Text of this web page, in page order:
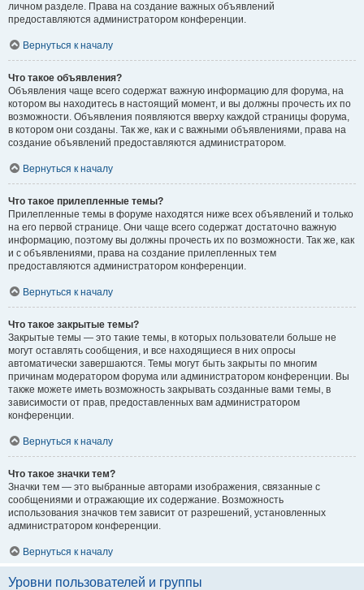
личном разделе. Права на создание важных объявлений
предоставляются администратором конференции.
Вернуться к началу
Что такое объявления?
Объявления чаще всего содержат важную информацию для форума, на
котором вы находитесь в настоящий момент, и вы должны прочесть их по
возможности. Объявления появляются вверху каждой страницы форума,
в котором они созданы. Так же, как и с важными объявлениями, права на
создание объявлений предоставляются администратором.
Вернуться к началу
Что такое прилепленные темы?
Прилепленные темы в форуме находятся ниже всех объявлений и только
на его первой странице. Они чаще всего содержат достаточно важную
информацию, поэтому вы должны прочесть их по возможности. Так же, как
и с объявлениями, права на создание прилепленных тем
предоставляются администратором конференции.
Вернуться к началу
Что такое закрытые темы?
Закрытые темы — это такие темы, в которых пользователи больше не
могут оставлять сообщения, и все находящиеся в них опросы
автоматически завершаются. Темы могут быть закрыты по многим
причинам модератором форума или администратором конференции. Вы
также можете иметь возможность закрывать созданные вами темы, в
зависимости от прав, предоставленных вам администратором
конференции.
Вернуться к началу
Что такое значки тем?
Значки тем — это выбранные авторами изображения, связанные с
сообщениями и отражающие их содержание. Возможность
использования значков тем зависит от разрешений, установленных
администратором конференции.
Вернуться к началу
Уровни пользователей и группы